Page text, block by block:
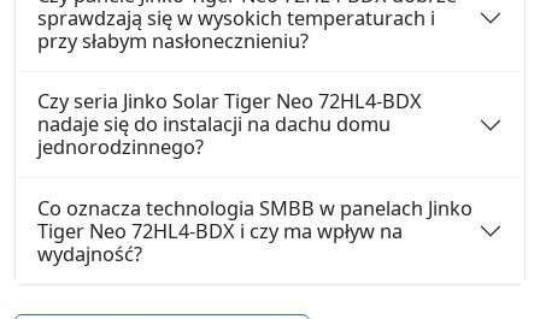
sprawdzają się w wysokich temperaturach i
przy słabym nasłonecznieniu?
Czy seria Jinko Solar Tiger Neo 72HL4-BDX
nadaje się do instalacji na dachu domu
jednorodzinnego?
Co oznacza technologia SMBB w panelach Jinko
Tiger Neo 72HL4-BDX i czy ma wpływ na
wydajność?